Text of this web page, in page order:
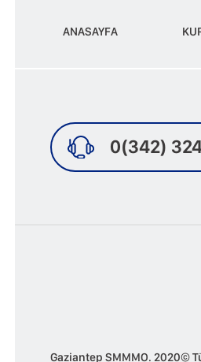
ANASAYFA
0(342)
Gaziantep SMMMO. 2020©